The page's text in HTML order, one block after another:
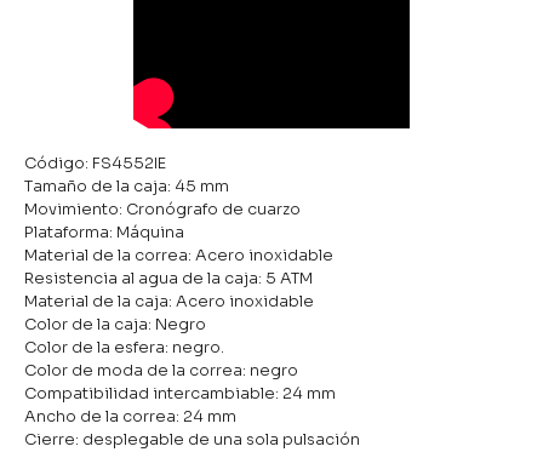
Código: FS4552IE
Tamaño de la caja: 45 mm
Movimiento: Cronógrafo de cuarzo
Plataforma: Máquina
Material de la correa: Acero inoxidable
Resistencia al agua de la caja: 5 ATM
Material de la caja: Acero inoxidable
Color de la caja: Negro
Color de la esfera: negro.
Color de moda de la correa: negro
Compatibilidad intercambiable: 24 mm
Ancho de la correa: 24 mm
Cierre: desplegable de una sola pulsación